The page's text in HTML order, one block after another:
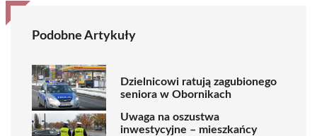
Podobne Artykuły
Dzielnicowi ratują zagubionego
seniora w Obornikach
Uwaga na oszustwa
inwestycyjne – mieszkańcy